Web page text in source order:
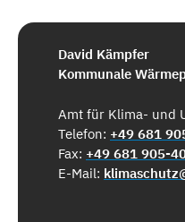
David Kämpfer
Kommunale
Amt für Klima- und
Telefon: +49 681
Fax: +49 681 905-
E-Mail: